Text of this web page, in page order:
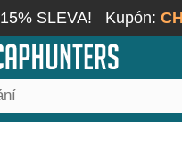
15% SLEVA! Kupón: